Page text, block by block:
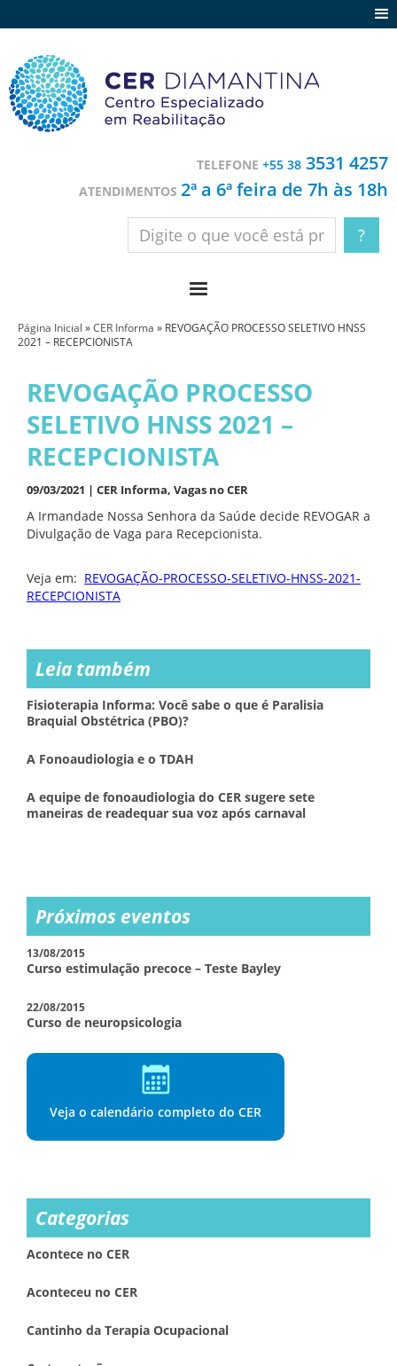
Contato
TELEFONE +55 38 3531 4257
ATENDIMENTOS 2ª a 6ª feira de 7h às 18h
Página Inicial »CER Informa » REVOGAÇÃO PROCESSO SELETIVO HNSS
2021 – RECEPCIONISTA
REVOGAÇÃO PROCESSO
SELETIVO HNSS 2021 –
RECEPCIONISTA
09/03/2021 | CER Informa, Vagas no CER
A Irmandade Nossa Senhora da Saúde decide REVOGAR a
Divulgação de Vaga para Recepcionista.
Veja em: REVOGAÇÃO-PROCESSO-SELETIVO-HNSS-2021-
RECEPCIONISTA
Leia também
Fisioterapia Informa: Você sabe o que é Paralisia
Braquial Obstétrica (PBO)?
A Fonoaudiologia e o TDAH
A equipe de fonoaudiologia do CER sugere sete
maneiras de readequar sua voz após carnaval
Próximos eventos
13/08/2015
Curso estimulação precoce – Teste Bayley
22/08/2015
Curso de neuropsicologia
Veja o calendário completo do CER
Categorias
Acontece no CER
Aconteceu no CER
Cantinho da Terapia Ocupacional